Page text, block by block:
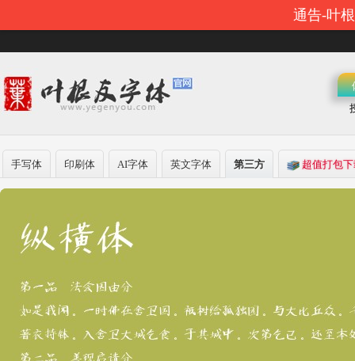
通告-叶
手写体 印刷体 AI字体 英文字体 第三方 超值打包